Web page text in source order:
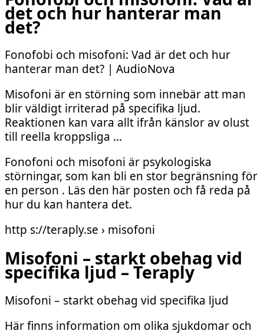
det och hur hanterar man
det?
Fonofobi och misofoni: Vad är det och hur
hanterar man det? | AudioNova
Misofoni är en störning som innebär att man
blir väldigt irriterad på specifika ljud.
Reaktionen kan vara allt ifrån känslor av olust
till reella kroppsliga …
Fonofoni och misofoni är psykologiska
störningar, som kan bli en stor begränsning för
en person . Läs den här posten och få reda på
hur du kan hantera det.
http s://teraply.se › misofoni
Misofoni – starkt obehag vid
specifika ljud – Teraply
Misofoni – starkt obehag vid specifika ljud
Här finns information om olika sjukdomar och